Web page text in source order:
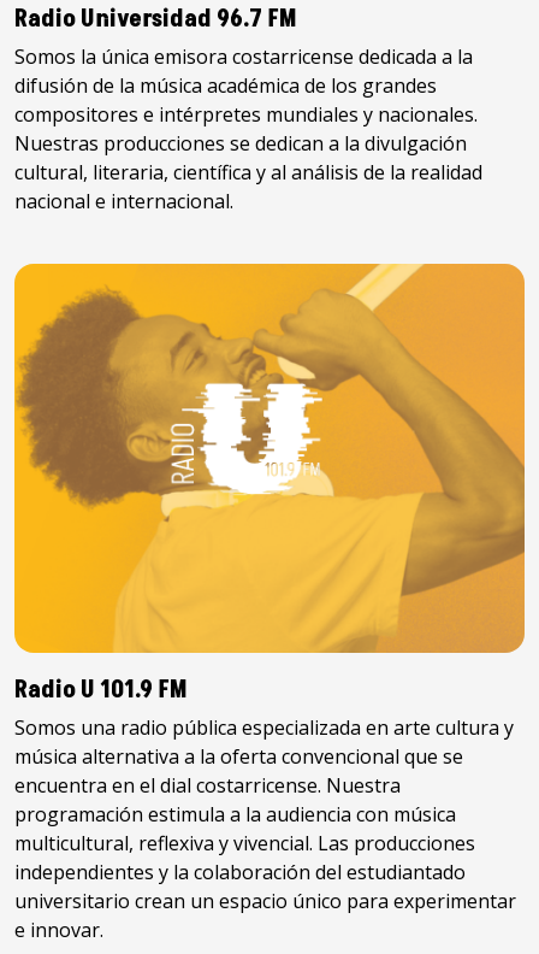
Radio Universidad 96.7 FM
Somos la única emisora costarricense dedicada a la
difusión de la música académica de los grandes
compositores e intérpretes mundiales y nacionales.
Nuestras producciones se dedican a la divulgación
cultural, literaria, científica y al análisis de la realidad
nacional e internacional.
Radio U 101.9 FM
Somos una radio pública especializada en arte cultura y
música alternativa a la oferta convencional que se
encuentra en el dial costarricense. Nuestra
programación estimula a la audiencia con música
multicultural, reflexiva y vivencial. Las producciones
independientes y la colaboración del estudiantado
universitario crean un espacio único para experimentar
e innovar.